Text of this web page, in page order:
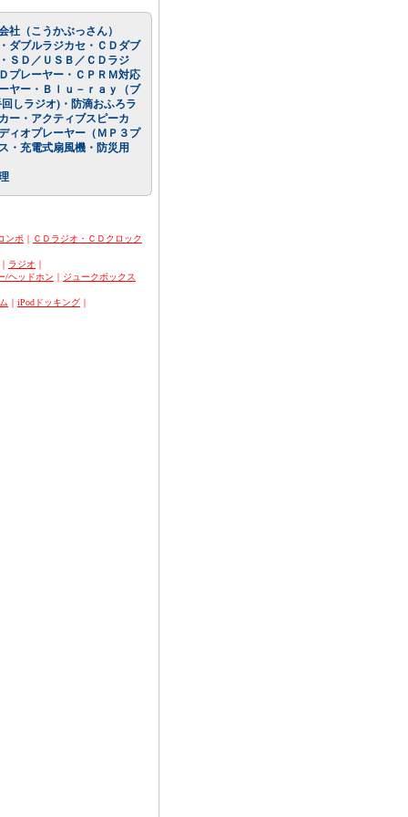
社（こうかぶっさん）
ダブルラジカセ・ＣＤダブ
ＳＤ／ＵＳＢ／ＣＤラジ
プレーヤー・ＣＰＲＭ対応
ヤー・Ｂｌｕ－ｒａｙ（ブ
しラジオ)・防滴おふろラ
ー・アクティブスピーカ
ィオプレーヤー（ＭＰ３プ
・充電式扇風機・防災用
ンポ ｜ ＣＤラジオ・ＣＤクロック
｜ ラジオ ｜
/ヘッドホン ｜ ジュークボックス
｜ iPodドッキング ｜